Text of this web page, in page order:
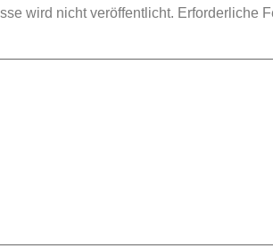
wird nicht veröffentlicht. Erforderliche